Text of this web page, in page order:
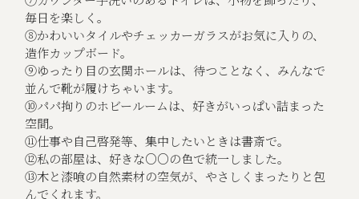
毎日を楽しく。
⑧かわいいタイルやチェッカーガラスがお気に入りの、
造作カップボード。
⑨ゆったり目の玄関ホールは、待つことなく、みんなで
並んで靴が履けちゃいます。
⑩パパ拘りのホビールームは、好きがいっぱい詰まった
空間。
⑪仕事や自己啓発等、集中したいときは書斎で。
⑫私の部屋は、好きな○○の色で統一しました。
⑬木と漆喰の自然素材の空気が、やさしくまったりと包
んでくれます。